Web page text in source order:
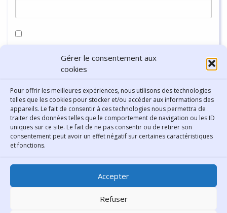
Gérer le consentement aux
cookies
Pour offrir les meilleures expériences, nous utilisons des technologies
telles que les cookies pour stocker et/ou accéder aux informations des
appareils. Le fait de consentir à ces technologies nous permettra de
traiter des données telles que le comportement de navigation ou les ID
uniques sur ce site. Le fait de ne pas consentir ou de retirer son
consentement peut avoir un effet négatif sur certaines caractéristiques
et fonctions.
Accepter
Refuser
navigateur pour mon prochain commentaire.
Bibliothèque municipale de
Lyon
30 Boulevard Vivier-Merle